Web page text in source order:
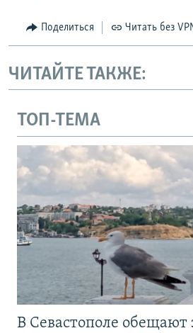
Поделиться Читать без
ЧИТАЙТЕ ТАКЖЕ:
ТОП-ТЕМА
В Севастополе обещают